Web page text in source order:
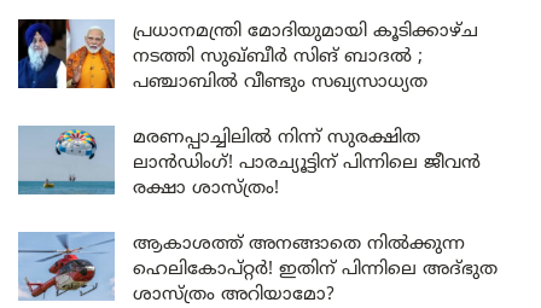
പ്രധാനമന്ത്രി മോദിയുമായി കൂടിക്കാഴ്ച
നടത്തി സുഖ്ബീർ സിങ് ബാദൽ ;
പഞ്ചാബിൽ വീണ്ടും സഖ്യസാധ്യത
മരണപ്പാച്ചിലിൽ നിന്ന് സുരക്ഷിത
ലാൻഡിംഗ്! പാരച്യൂട്ടിന് പിന്നിലെ ജീവൻ
രക്ഷാ ശാസ്ത്രം!
ആകാശത്ത് അനങ്ങാതെ നില്‍ക്കുന്ന
ഹെലികോപ്റ്റര്‍! ഇതിന് പിന്നിലെ അദ്ഭുത
ശാസ്ത്രം അറിയാമോ?